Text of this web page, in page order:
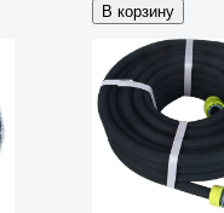
В корзину